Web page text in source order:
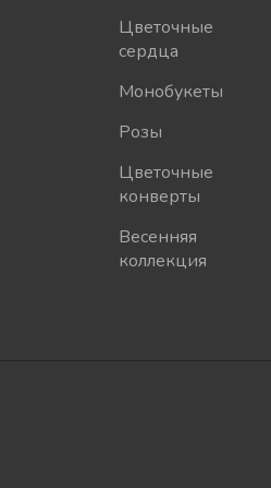
Цветочные
сердца
Монобукеты
Розы
Цветочные
конверты
Весенняя
коллекция